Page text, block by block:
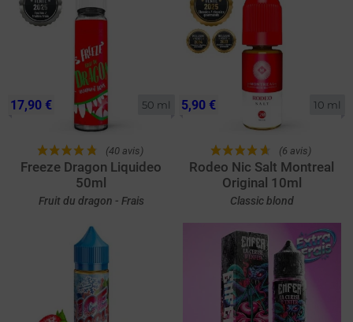
50 ml
(40 avis)
Freeze Dragon Liquideo
50ml
Fruit du dragon - Frais
17,90 € 10 ml
(6 avis)
Rodeo Nic Salt Montreal
Original 10ml
Classic blond
5,90 €